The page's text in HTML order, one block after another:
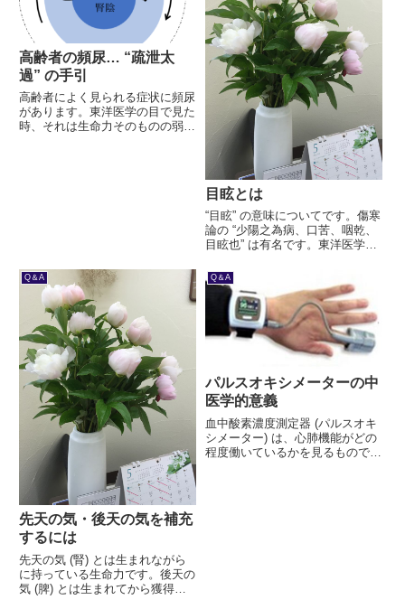
高齢者の頻尿… “疏泄太
過” の手引
高齢者によく見られる症状に頻尿
があります。東洋医学の目で見た
時、それは生命力そのものの弱り
目眩とは
“目眩” の意味についてです。傷寒
論の “少陽之為病、口苦、咽乾、
目眩也” は有名です。東洋医学の
眩は「めまい」と訳されているよ
うです。しかし中医学では “頭暈
目眩” という表現が多く、別々の
意味で捉えています...
Q＆A
先天の気・後天の気を補充
するには
先天の気 (腎) とは生まれながら
に持っている生命力です。後天の
気 (脾) とは生まれてから獲得し
Q＆A
パルスオキシメーターの中
医学的意義
血中酸素濃度測定器 (パルスオキ
シメーター) は、心肺機能がどの
程度働いているかを見るもので